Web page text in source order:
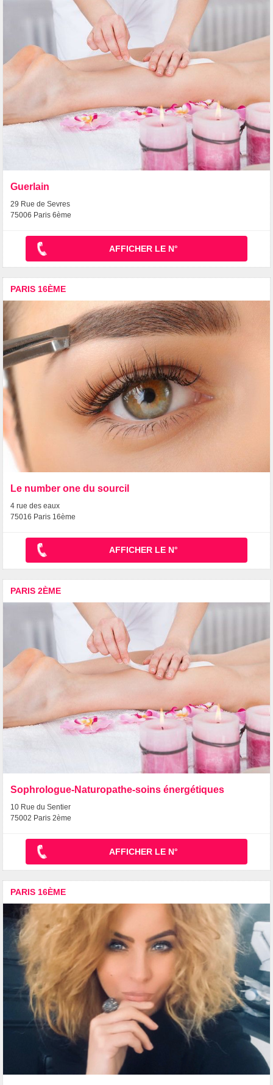
Guerlain
29 Rue de Sevres
75006 Paris 6ème
AFFICHER LE N°
PARIS 16ÈME
Le number one du sourcil
4 rue des eaux
75016 Paris 16ème
AFFICHER LE N°
PARIS 2ÈME
Sophrologue-Naturopathe-soins énergétiques
10 Rue du Sentier
75002 Paris 2ème
AFFICHER LE N°
PARIS 16ÈME